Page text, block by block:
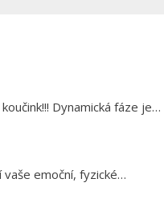
Dynamická fáze je…
vaše emoční, fyzické…